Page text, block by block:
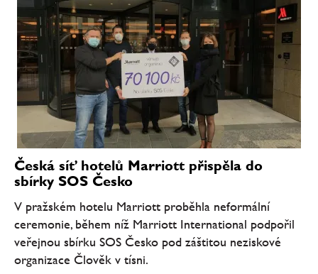
Česká síť hotelů Marriott přispěla do
sbírky SOS Česko
V pražském hotelu Marriott proběhla neformální
ceremonie, během níž Marriott International podpořil
veřejnou sbírku SOS Česko pod záštitou neziskové
organizace Člověk v tísni.